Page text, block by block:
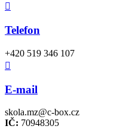

Telefon
+420 519 346 107

E-mail
skola.mz@c-box.cz
IČ: 70948305